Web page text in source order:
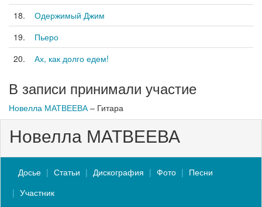
18.
Одержимый Джим
19.
Пьеро
20.
Ах, как долго едем!
В записи принимали участие
Новелла МАТВЕЕВА– Гитара
Новелла МАТВЕЕВА
Досье Статьи Дискография Фото
Песни
Участник